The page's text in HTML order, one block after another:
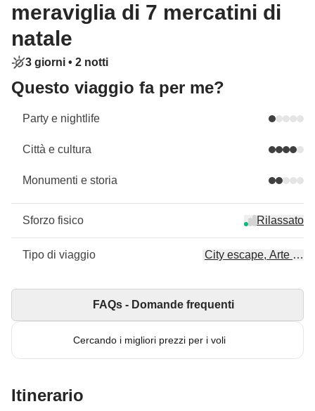
meraviglia di 7 mercatini di
natale
3 giorni • 2 notti
Questo viaggio fa per me?
Party e nightlife
Città e cultura
Monumenti e storia
Sforzo fisico Rilassato
Tipo di viaggio City escape, Arte &
Cercando i migliori prezzi per i voli
FAQs - Domande frequenti
Itinerario